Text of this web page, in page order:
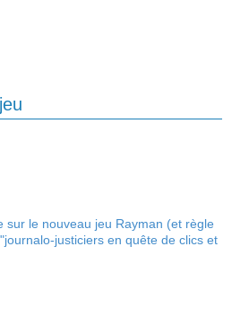
sur le nouveau jeu Rayman (et règle
justiciers en quête de clics et